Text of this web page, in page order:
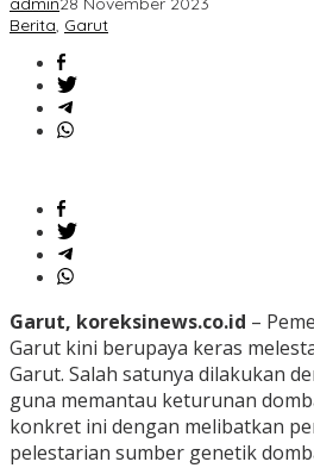
Berita, Garut
Garut, koreksinews.co.id –
Garut kini berupaya keras
Garut. Salah satunya dilakukan
guna memantau keturunan
konkret ini dengan melibatkan
pelestarian sumber genetik